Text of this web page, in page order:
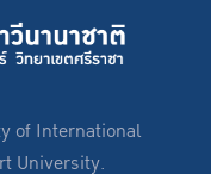
of International
University.